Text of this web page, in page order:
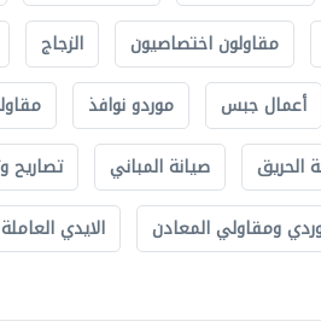
مقاولون اختصاصيون الزجاج
أعمال جبس موردو نوافذ
الحريق
صيانة المباني تصاريح
ومقاولي المعادن الايدي العاملة